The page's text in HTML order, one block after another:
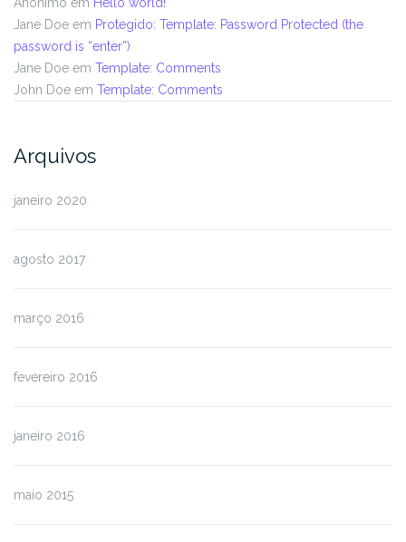
Jane Doe em Protegido: Template: Password Protected (the
password is “enter”)
Jane Doe em Template: Comments
John Doe em Template: Comments
Arquivos
janeiro 2020
agosto 2017
março 2016
fevereiro 2016
janeiro 2016
maio 2015